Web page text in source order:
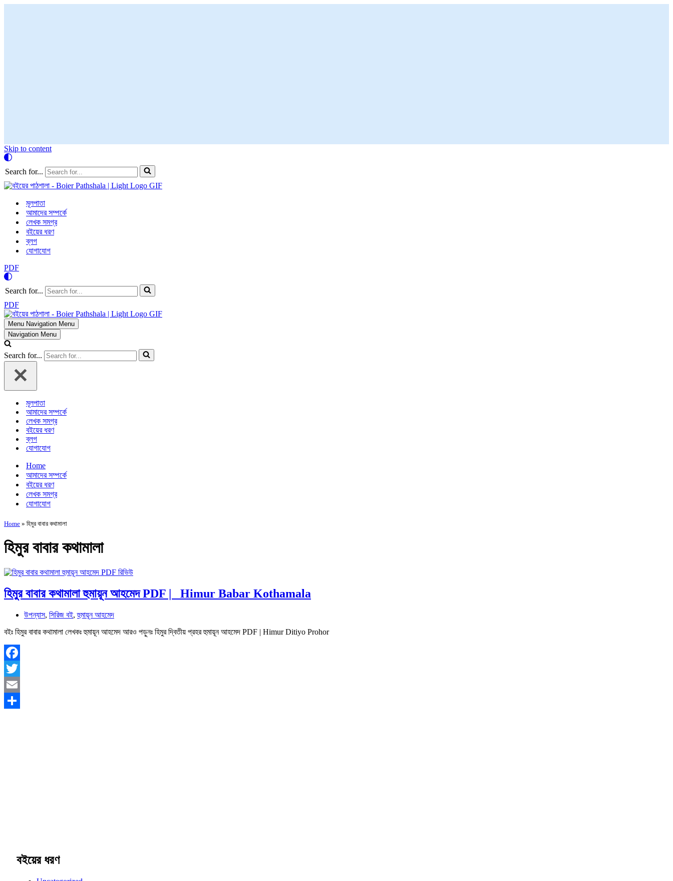
Skip to content
Search for...
মূলপাতা
আমাদের সম্পর্কে
লেখক সমগ্র
বইয়ের ধরণ
ব্লগ
যোগাযোগ
PDF
Search for...
PDF
Menu Navigation Menu
Navigation Menu
Search for...
মূলপাতা
আমাদের সম্পর্কে
লেখক সমগ্র
বইয়ের ধরণ
ব্লগ
যোগাযোগ
Home
আমাদের সম্পর্কে
বইয়ের ধরণ
লেখক সমগ্র
যোগাযোগ
Home » হিমুর বাবার কথামালা
হিমুর বাবার কথামালা
হিমুর বাবার কথামালা হুমায়ূন আহমেদ PDF | Himur Babar Kothamala
উপন্যাস, সিরিজ বই,হুমায়ূন আহমেদ
বইঃ হিমুর বাবার কথামালা লেখকঃ হুমায়ূন আহমেদ আরও পড়ুনঃ হিমুর দ্বিতীয় প্রহর হুমায়ূন আহমেদ PDF | Himur Ditiyo Prohor
Facebook
Twitter
Email
বইয়ের ধরণ